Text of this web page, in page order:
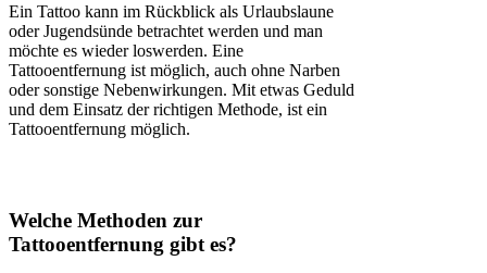
Ein Tattoo kann im Rückblick als Urlaubslaune
oder Jugendsünde betrachtet werden und man
möchte es wieder loswerden. Eine
Tattooentfernung ist möglich, auch ohne Narben
oder sonstige Nebenwirkungen. Mit etwas Geduld
und dem Einsatz der richtigen Methode, ist ein
Tattooentfernung möglich.
Welche Methoden zur
Tattooentfernung gibt es?